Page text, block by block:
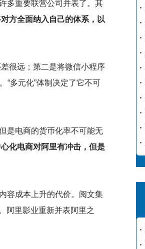
多重要联营公司并表了。其
方全面纳入自己的体系，以
很远；第二是将微信小程序
“多元化”体制决定了它不可
是电商的货币化率不可能无
化电商对阿里有冲击，但是
容成本上升的代价。阅文集
阿里影业重新并表阿里之